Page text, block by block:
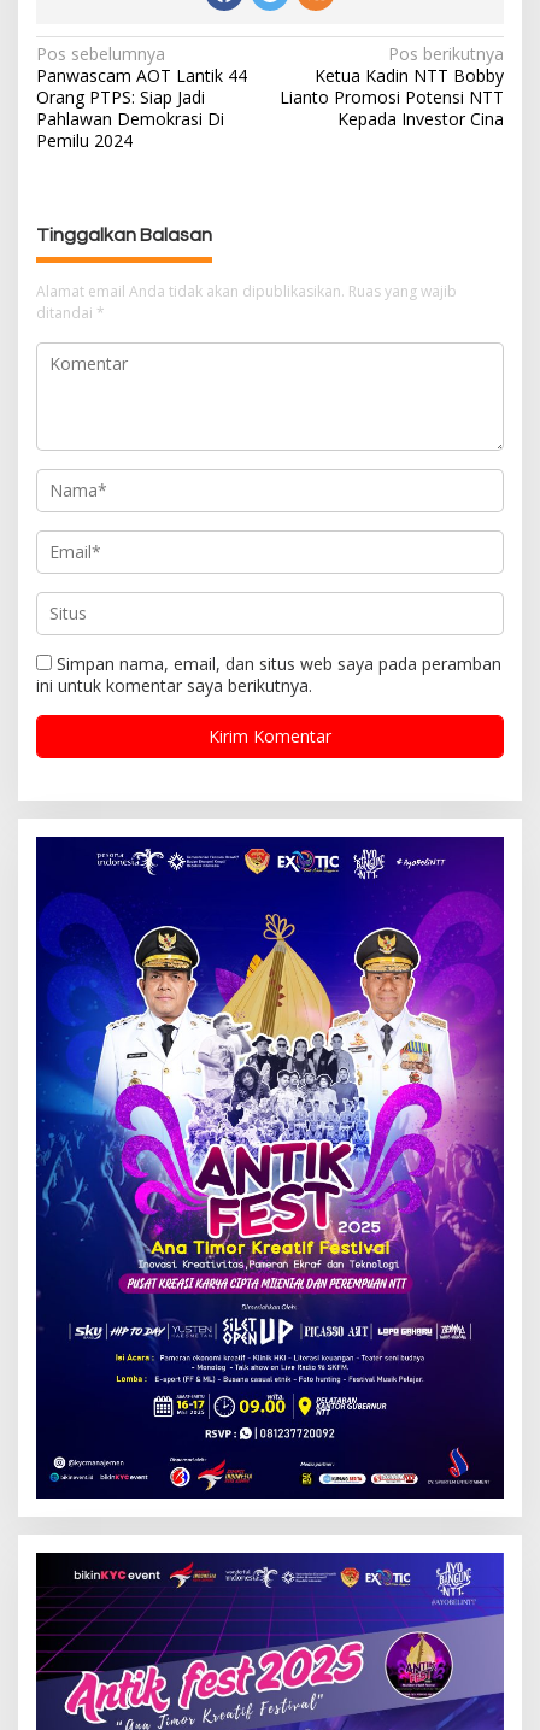
N
a
v
i
p
o
s
Pos sebelumnya
Panwascam AOT Lantik 44
Orang PTPS: Siap Jadi
Pahlawan Demokrasi Di
Pemilu 2024
Pos berikutnya
Ketua Kadin NTT Bobby
Lianto Promosi Potensi NTT
Kepada Investor Cina
Tinggalkan Balasan
Alamat email Anda tidak akan dipublikasikan. Ruas yang wajib
ditandai *
Simpan nama, email, dan situs web saya pada peramban
ini untuk komentar saya berikutnya.